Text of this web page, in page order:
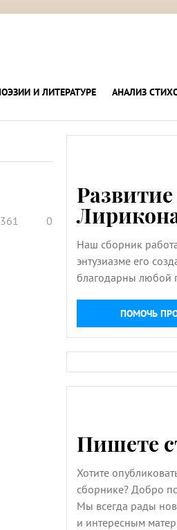
И ЛИТЕРАТУРЕ АНАЛИЗ
361 0
Наш сборник
энтузиазме его
благодарны любой
ПОМОЧЬ
Пишете
Хотите
сборнике? Добро
Мы всегда рады
и интересным